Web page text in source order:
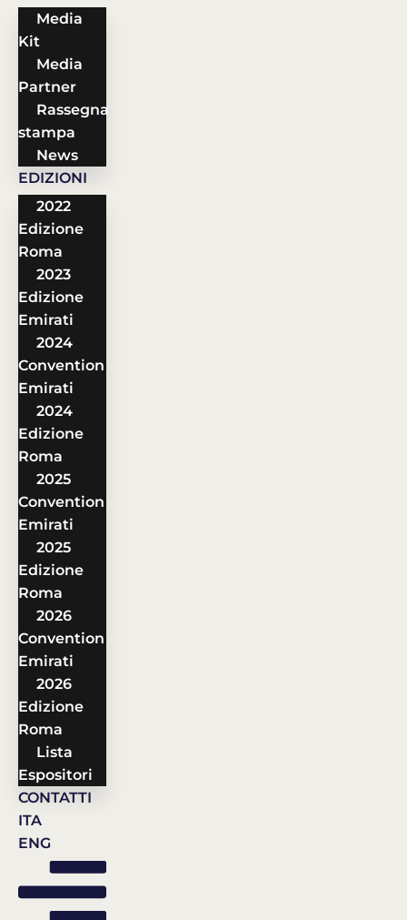
Media
Kit
Media
Partner
Rassegna
stampa
News
EDIZIONI
2022
Edizione
Roma
2023
Edizione
Emirati
2024
Convention
Emirati
2024
Edizione
Roma
2025
Convention
Emirati
2025
Edizione
Roma
2026
Convention
Emirati
2026
Edizione
Roma
Lista
Espositori
CONTATTI
ITA
ENG